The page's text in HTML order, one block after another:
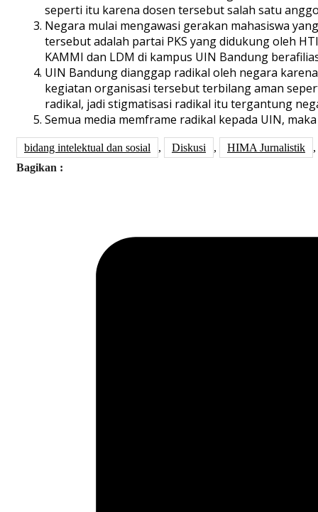
seperti itu karena dosen tersebut salah satu
Negara mulai mengawasi gerakan mahasiswa
tersebut adalah partai PKS yang didukung oleh
KAMMI dan LDM di kampus UIN Bandung
UIN Bandung dianggap radikal oleh negara
kegiatan organisasi tersebut terbilang aman
radikal, jadi stigmatisasi radikal itu tergantung
Semua media memframe radikal kepada UIN,
bidang intelektual dan sosial , Diskusi , HIMA Jurnalistik
,
Bagikan :